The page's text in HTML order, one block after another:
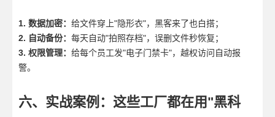
1. 数据加密： 给文件穿上"隐形衣"，黑客来了也白搭；
2. 自动备份： 每天自动"拍照存档"，误删文件秒恢复；
3. 权限管理： 给每个员工发"电子门禁卡"，越权访问自动报
警。
六、实战案例：这些工厂都在用"黑科